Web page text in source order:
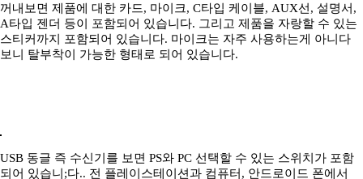
꺼내보면 제품에 대한 카드, 마이크, C타입 케이블, AUX선, 설명서,
A타입 젠더 등이 포함되어 있습니다. 그리고 제품을 자랑할 수 있는
스티커까지 포함되어 있습니다. 마이크는 자주 사용하는게 아니다
보니 탈부착이 가능한 형태로 되어 있습니다.
USB 동글 즉 수신기를 보면 PS와 PC 선택할 수 있는 스위치가 포함
되어 있습니;다.. 전 플레이스테이션과 컴퓨터, 안드로이드 폰에서